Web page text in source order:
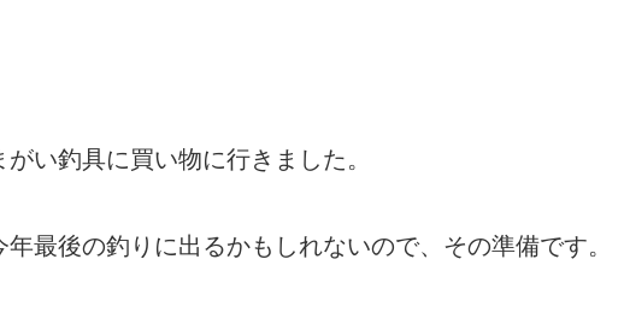
い釣具に買い物に行きました。
最後の釣りに出るかもしれないので、その準備です。